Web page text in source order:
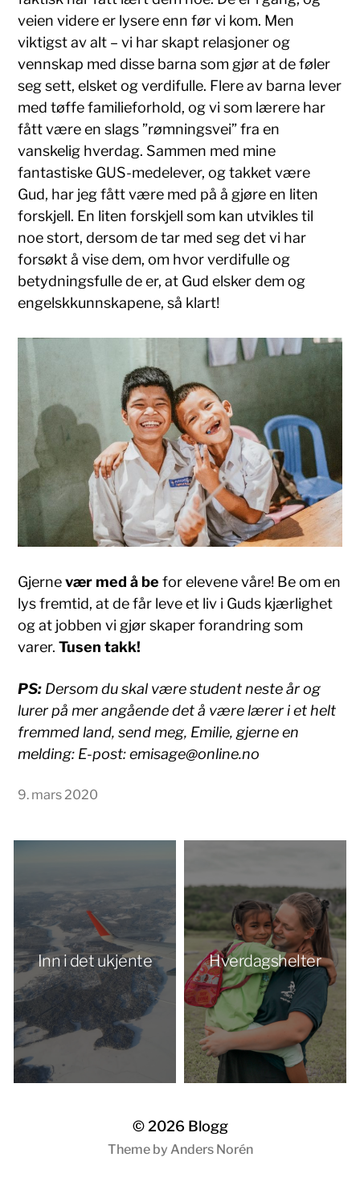
veien videre er lysere enn før vi kom. Men
viktigst av alt – vi har skapt relasjoner og
vennskap med disse barna som gjør at de føler
seg sett, elsket og verdifulle. Flere av barna lever
med tøffe familieforhold, og vi som lærere har
fått være en slags ”rømningsvei” fra en
vanskelig hverdag. Sammen med mine
fantastiske GUS-medelever, og takket være
Gud, har jeg fått være med på å gjøre en liten
forskjell. En liten forskjell som kan utvikles til
noe stort, dersom de tar med seg det vi har
forsøkt å vise dem, om hvor verdifulle og
betydningsfulle de er, at Gud elsker dem og
engelskkunnskapene, så klart!
Gjernevær med å befor elevene våre! Be om en
lys fremtid, at de får leve et liv i Guds kjærlighet
og at jobben vi gjør skaper forandring som
varer.Tusen takk!
PS: Dersom du skal være student neste år og
lurer på mer angående det å være lærer i et helt
fremmed land, send meg, Emilie, gjerne en
melding: E-post: emisage@online.no
9. mars 2020
Inn i det ukjente Hverdagshelter
© 2026 Blogg
Theme by Anders Norén